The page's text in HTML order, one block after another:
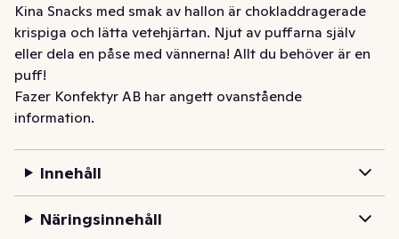
Kina Snacks med smak av hallon är chokladdragerade
krispiga och lätta vetehjärtan. Njut av puffarna själv
eller dela en påse med vännerna! Allt du behöver är en
puff!
Fazer Konfektyr AB har angett ovanstående
information.
Innehåll
Näringsinnehåll